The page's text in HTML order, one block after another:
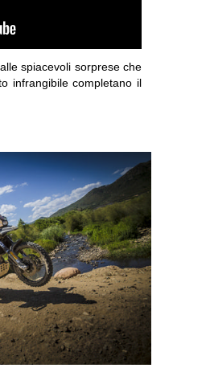
spiacevoli sorprese che
infrangibile completano il